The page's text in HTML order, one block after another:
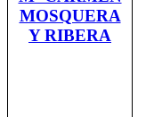
MOSQUERA
Y RIBERA